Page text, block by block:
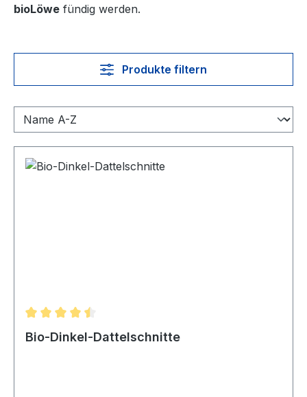
bioLöwe fündig werden.
Produkte filtern
Durchschnittliche Bewertung von 4.5 von 5 Sternen
Bio-Dinkel-Dattelschnitte